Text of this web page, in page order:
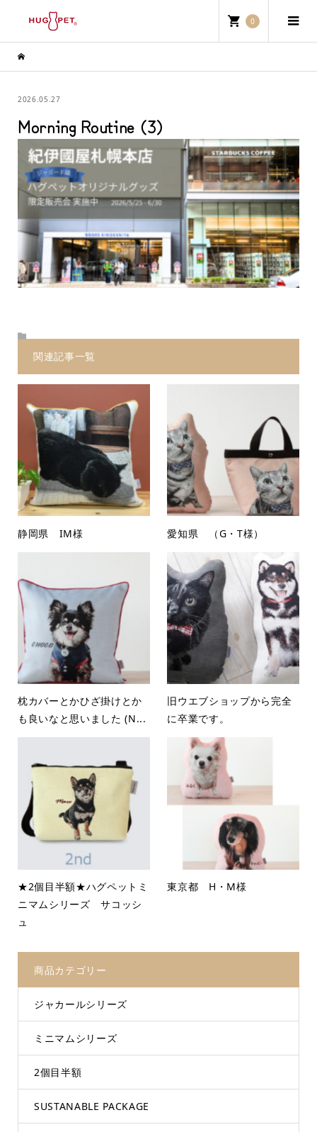
0
2026.05.27
Morning Routine (3)
関連記事一覧
静岡県 IM様 愛知県 （G・T様）
枕カバーとかひざ掛けとか
も良いなと思いました (N...
旧ウエブショップから完全
に卒業です。
★2個目半額★ハグペットミ
ニマムシリーズ サコッシ
ュ
東京都 H・M様
商品カテゴリー
ジャカールシリーズ
ミニマムシリーズ
2個目半額
SUSTANABLE PACKAGE